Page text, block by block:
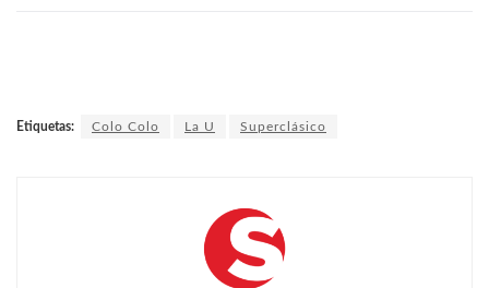
Etiquetas: Colo Colo La U Superclásico